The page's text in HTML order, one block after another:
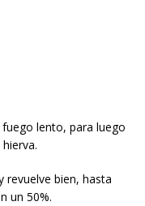
lento, para luego
revuelve bien, hasta
un 50%.